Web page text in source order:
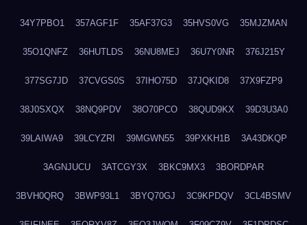
34Y7PBO1 357AGF1F 35AF37G3 35HVS0VG 35MJZMAN
35O1QNFZ 36HUTLDS 36NU8MEJ 36U7Y0NR 376J215Y
377SG7JD 37CVGS0S 37IHO75D 37JQKID8 37X9FZP9
38J0SXQX 38NQ9PDV 38O70PCO 38QUD9KX 39D3U3A0
39LAIWA9 39LCYZRI 39MGWN55 39PXKH1B 3A43DKQP
3AGNJUCU 3ATCGY3X 3BKC9MX3 3BORDPAR
3BVH0QRQ 3BWP93L1 3BYQ70GJ 3C9KPDQV 3CL4BSMV